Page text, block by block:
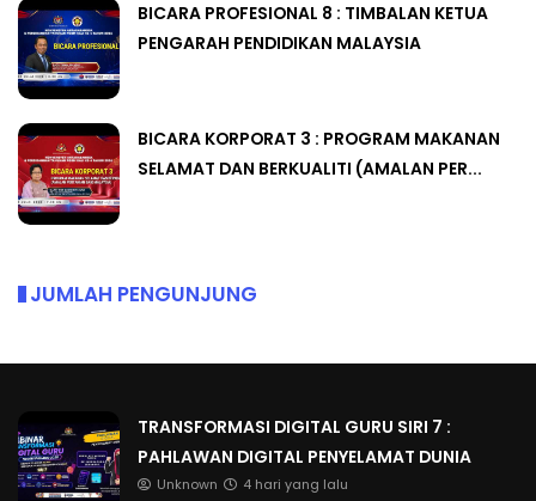
BICARA PROFESIONAL 8 : TIMBALAN KETUA
PENGARAH PENDIDIKAN MALAYSIA
BICARA KORPORAT 3 : PROGRAM MAKANAN
SELAMAT DAN BERKUALITI (AMALAN PER...
JUMLAH PENGUNJUNG
TRANSFORMASI DIGITAL GURU SIRI 7 :
PAHLAWAN DIGITAL PENYELAMAT DUNIA
Unknown 4 hari yang lalu